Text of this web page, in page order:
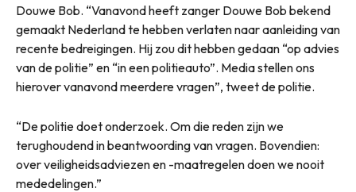
Douwe Bob. “Vanavond heeft zanger Douwe Bob bekend
gemaakt Nederland te hebben verlaten naar aanleiding van
recente bedreigingen. Hij zou dit hebben gedaan “op advies
van de politie” en “in een politieauto”. Media stellen ons
hierover vanavond meerdere vragen”, tweet de politie.
“De politie doet onderzoek. Om die reden zijn we
terughoudend in beantwoording van vragen. Bovendien:
over veiligheidsadviezen en -maatregelen doen we nooit
mededelingen.”